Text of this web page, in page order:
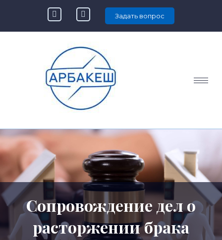
Задать вопрос
Сопровождение дел о
расторжении брака